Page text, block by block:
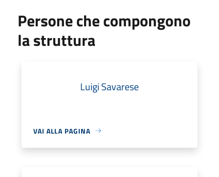
Persone che compongono
la struttura
Luigi Savarese
VAI ALLA PAGINA